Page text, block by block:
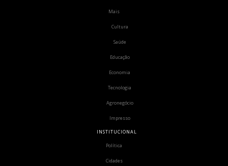
Mais
Cultura
Saúde
Educação
Economia
Tecnologia
Agronegócio
Impresso
INSTITUCIONAL
Política
Cidades